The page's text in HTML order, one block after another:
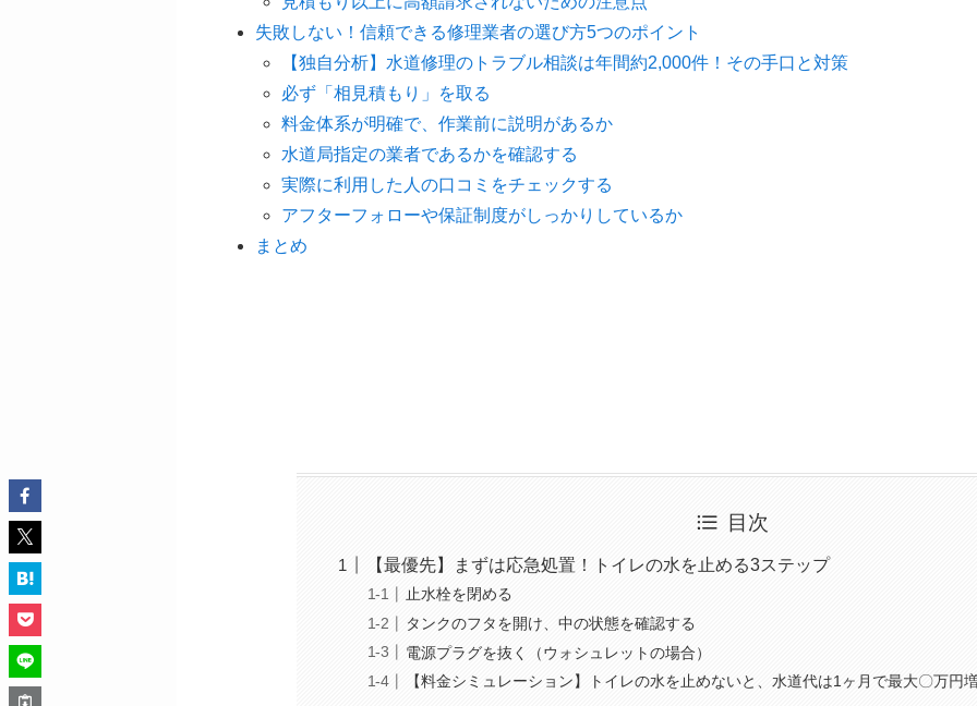
失敗しない！信頼できる修理業者の選び方5つのポイント
【独自分析】水道修理のトラブル相談は年間約2,000件！その手口と対策
必ず「相見積もり」を取る
料金体系が明確で、作業前に説明があるか
水道局指定の業者であるかを確認する
実際に利用した人の口コミをチェックする
アフターフォローや保証制度がしっかりしているか
まとめ
目次
【最優先】まずは応急処置！トイレの水を止める3ステップ
止水栓を閉める
タンクのフタを開け、中の状態を確認する
電源プラグを抜く（ウォシュレットの場合）
【料金シミュレーション】トイレの水を止めないと、水道代は1ヶ月で最大〇万円